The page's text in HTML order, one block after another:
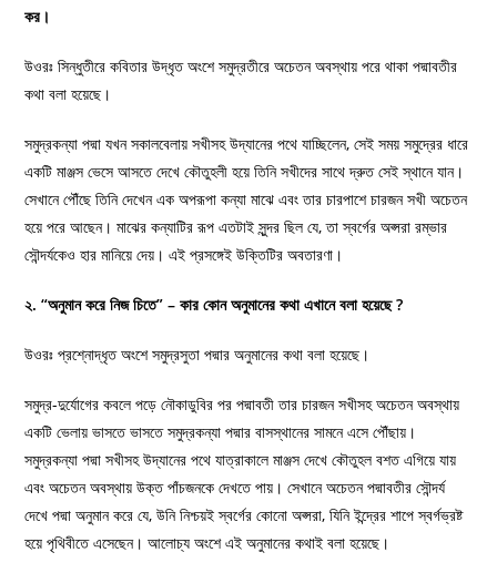
কর।
উওরঃ সিন্ধুতীরে কবিতার উদ্ধৃত অংশে সমুদ্রতীরে অচেতন অবস্থায় পরে থাকা পদ্মাবতীর
কথা বলা হয়েছে।
সমুদ্রকন্যা পদ্মা যখন সকালবেলায় সখীসহ উদ্যানের পথে যাচ্ছিলেন, সেই সময় সমুদ্রের ধারে
একটি মাঞ্জস ভেসে আসতে দেখে কৌতুহলী হয়ে তিনি সখীদের সাথে দ্রুত সেই স্থানে যান।
সেখানে পৌঁছে তিনি দেখেন এক অপরূপা কন্যা মাঝে এবং তার চারপাশে চারজন সখী অচেতন
হয়ে পরে আছেন। মাঝের কন্যাটির রূপ এতটাই সুন্দর ছিল যে, তা স্বর্গের অপ্সরা রম্ভার
সৌন্দর্যকেও হার মানিয়ে দেয়। এই প্রসঙ্গেই উক্তিটির অবতারণা।
২. “অনুমান করে নিজ চিতে” – কার কোন অনুমানের কথা এখানে বলা হয়েছে ?
উওরঃ প্রশ্নোদ্ধৃত অংশে সমুদ্রসুতা পদ্মার অনুমানের কথা বলা হয়েছে।
সমুদ্র-দুর্যোগের কবলে পড়ে নৌকাডুবির পর পদ্মাবতী তার চারজন সখীসহ অচেতন অবস্থায়
একটি ভেলায় ভাসতে ভাসতে সমুদ্রকন্যা পদ্মার বাসস্থানের সামনে এসে পৌঁছায়।
সমুদ্রকন্যা পদ্মা সখীসহ উদ্যানের পথে যাত্রাকালে মাঞ্জস দেখে কৌতুহল বশত এগিয়ে যায়
এবং অচেতন অবস্থায় উক্ত পাঁচজনকে দেখতে পায়। সেখানে অচেতন পদ্মাবতীর সৌন্দর্য
দেখে পদ্মা অনুমান করে যে, উনি নিশ্চয়ই স্বর্গের কোনো অপ্সরা, যিনি ইন্দ্রের শাপে স্বর্গভ্রষ্ট
হয়ে পৃথিবীতে এসেছেন। আলোচ্য অংশে এই অনুমানের কথাই বলা হয়েছে।